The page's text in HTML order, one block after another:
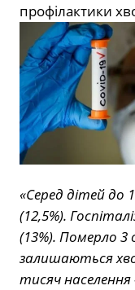
профілактики
«Серед дітей до
(12,5%).
(13%). Померло 3
залишаються
тисяч